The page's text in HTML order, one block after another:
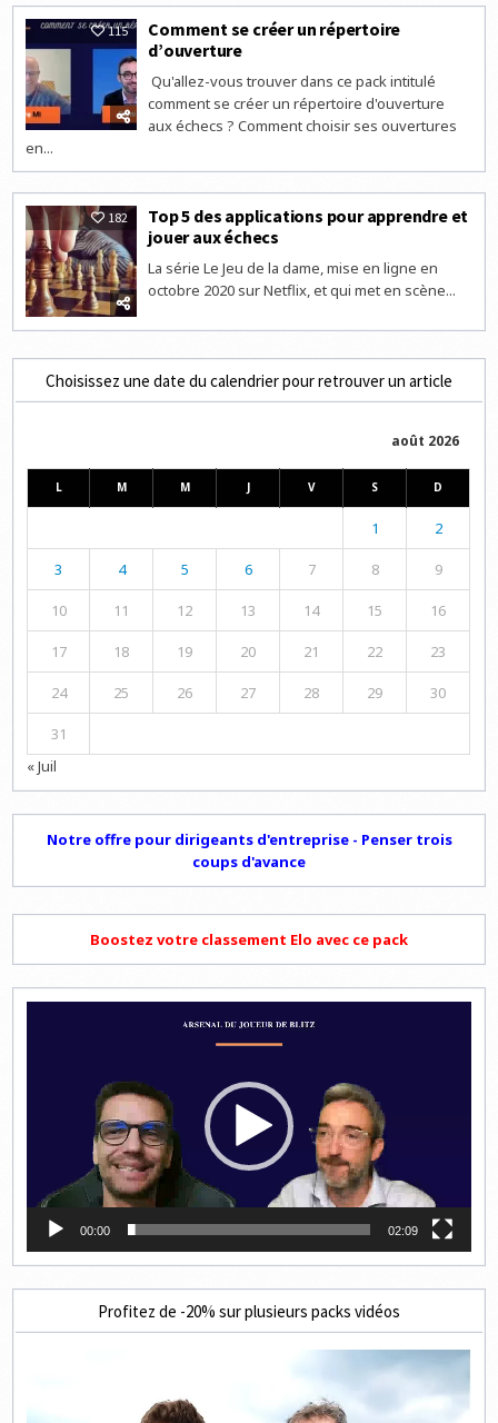
115
Comment se créer un répertoire
d’ouverture
Qu'allez-vous trouver dans ce pack intitulé
comment se créer un répertoire d'ouverture
aux échecs ? Comment choisir ses ouvertures
en...
182
Top 5 des applications pour apprendre et
jouer aux échecs
La série Le Jeu de la dame, mise en ligne en
octobre 2020 sur Netflix, et qui met en scène...
Choisissez une date du calendrier pour retrouver un article
août 2026
L M M J V S D
1 2
3 4 5 6 7 8 9
10 11 12 13 14 15 16
17 18 19 20 21 22 23
24 25 26 27 28 29 30
31
« Juil
Notre offre pour dirigeants d'entreprise - Penser trois
coups d'avance
Boostez votre classement Elo avec ce pack
00:00 02:09
Profitez de -20% sur plusieurs packs vidéos